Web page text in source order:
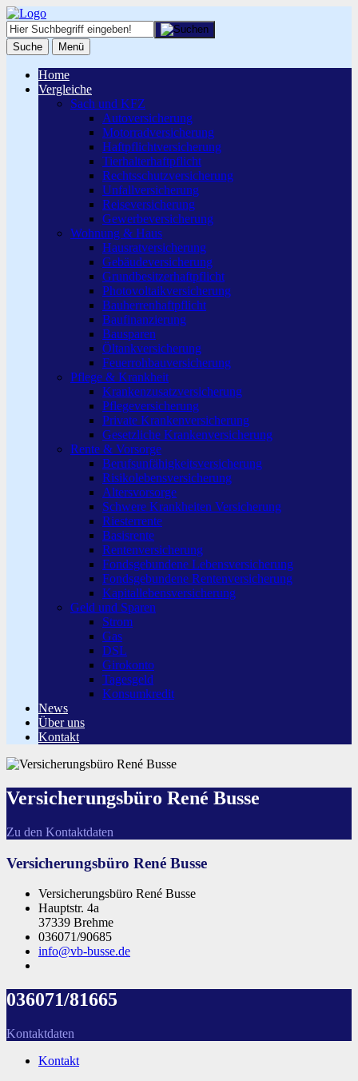
Suche Menü
Home
Vergleiche
Sach und KFZ
Autoversicherung
Motorradversicherung
Haftpflichtversicherung
Tierhalterhaftpflicht
Rechtsschutzversicherung
Unfallversicherung
Reiseversicherung
Gewerbeversicherung
Wohnung & Haus
Hausratversicherung
Gebäudeversicherung
Grundbesitzerhaftpflicht
Photovoltaikversicherung
Bauherrenhaftpflicht
Baufinanzierung
Bausparen
Öltankversicherung
Feuerrohbauversicherung
Pflege & Krankheit
Krankenzusatzversicherung
Pflegeversicherung
Private Krankenversicherung
Gesetzliche Krankenversicherung
Rente & Vorsorge
Berufs­unfähigkeitsversicherung
Risikolebensversicherung
Altersvorsorge
Schwere Krankheiten Versicherung
Riesterrente
Basisrente
Rentenversicherung
Fondsgebundene Lebensversicherung
Fondsgebundene Rentenversicherung
Kapitallebensversicherung
Geld und Sparen
Strom
Gas
DSL
Girokonto
Tagesgeld
Konsumkredit
News
Über uns
Kontakt
Versicherungsbüro René Busse
Zu den Kontaktdaten
Versicherungsbüro René Busse
Versicherungsbüro René Busse
Hauptstr. 4a
37339 Brehme
036071/90685
info@vb-busse.de
036071/81665
Kontaktdaten
Kontakt